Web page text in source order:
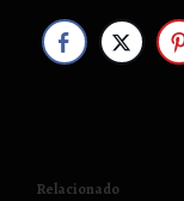
Relacionado